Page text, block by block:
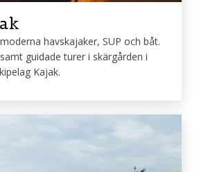
havskajaker, SUP och båt.
guidade turer i skärgården i
Kajak.